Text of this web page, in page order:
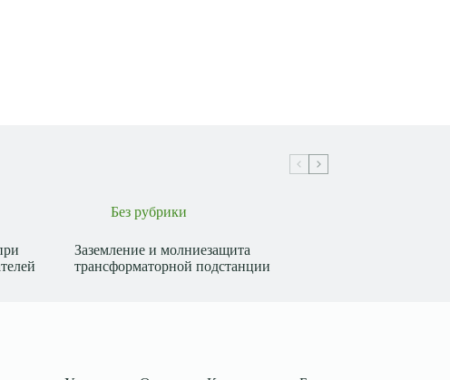
Без рубрики
Заземление и молниезащита
трансформаторной подстанции